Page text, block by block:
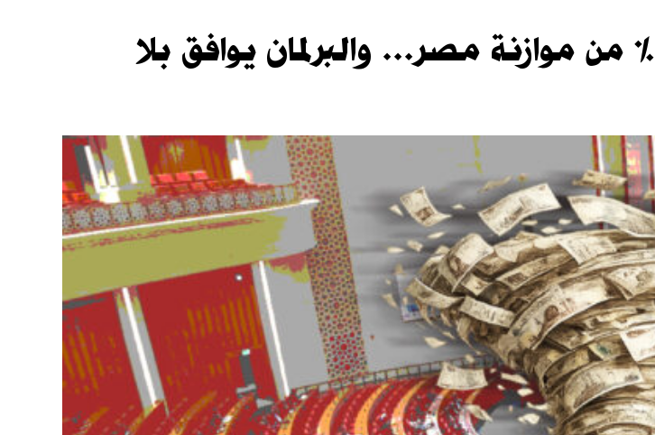
ورقة بحثية: فوائد الدين تلتهم 46.7% من موازنة مصر... والبرلمان يوافق بلا